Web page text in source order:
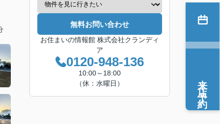
無料お問い合わせ
お住まいの情報館 株式会社クランディ
ア
0120-948-136
10:00～18:00
（休：水曜日）
来店予約